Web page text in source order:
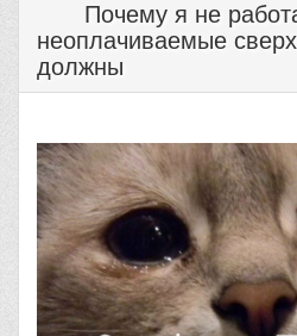
Почему я не
неоплачиваемые
должны